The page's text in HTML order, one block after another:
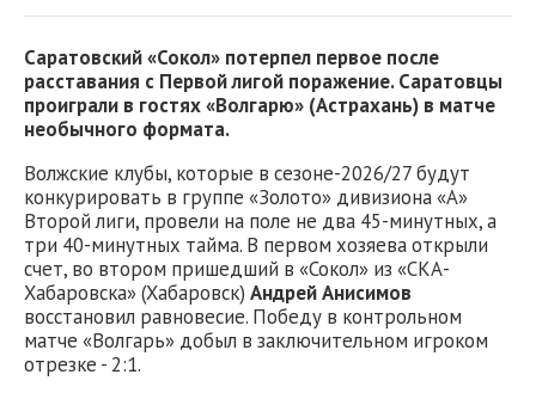
Саратовский «Сокол» потерпел первое после
расставания с Первой лигой поражение. Саратовцы
проиграли в гостях «Волгарю» (Астрахань) в матче
необычного формата.
Волжские клубы, которые в сезоне-2026/27 будут
конкурировать в группе «Золото» дивизиона «А»
Второй лиги, провели на поле не два 45-минутных, а
три 40-минутных тайма. В первом хозяева открыли
счет, во втором пришедший в «Сокол» из «СКА-
Хабаровска» (Хабаровск) Андрей Анисимов
восстановил равновесие. Победу в контрольном
матче «Волгарь» добыл в заключительном игроком
отрезке - 2:1.